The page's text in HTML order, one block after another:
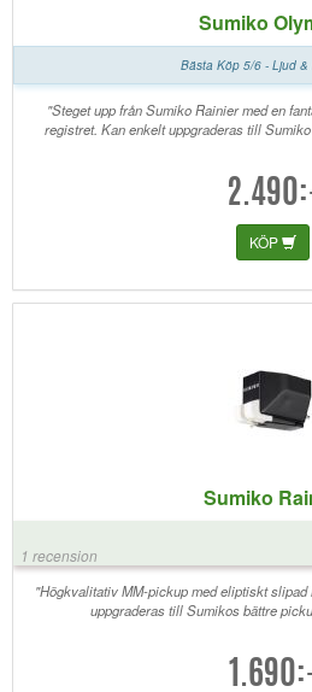
Sumiko
Bästa Köp 5/6 - Ljud &
"Steget upp från Sumiko Rainier med en
registret. Kan enkelt uppgraderas till
KÖP
Sumiko
1 recension
"Högkvalitativ MM-pickup med eliptiskt
uppgraderas till Sumikos bättre